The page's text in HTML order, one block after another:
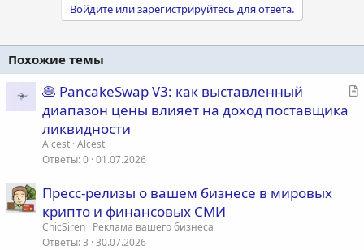
Войдите или зарегистрируйтесь для ответа.
Похожие темы
С
🥞 PancakeSwap V3: как выставленный
диапазон цены влияет на доход поставщика
ликвидности
Alcest Alcest
Ответы 0 01.07.2026
Пресс-релизы о вашем бизнесе в мировых
крипто и финансовых СМИ
ChicSiren Реклама вашего бизнеса
Ответы 3 30.07.2026